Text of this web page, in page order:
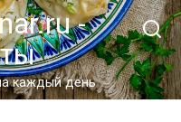
-
каждый день